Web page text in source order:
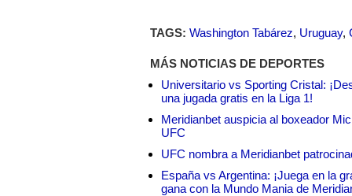
TAGS: Washington Tabárez, Uruguay,
MÁS NOTICIAS DE DEPORTES
Universitario vs Sporting Cristal:
una jugada gratis en la Liga 1!
Meridianbet auspicia al boxeador
UFC
UFC nombra a Meridianbet
España vs Argentina: ¡Juega en la
gana con la Mundo Mania de